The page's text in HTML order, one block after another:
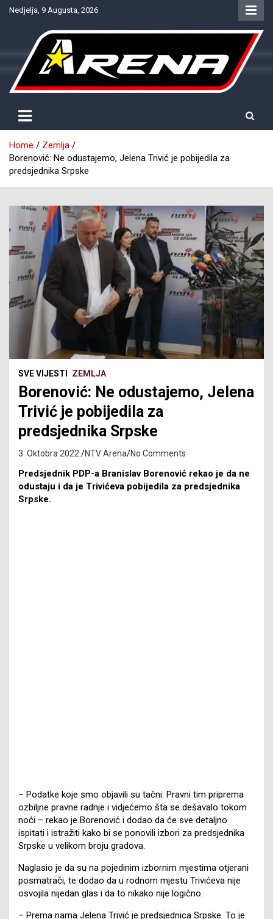
SkipNedjelja, 9 Augusta, 2026
NTV Arena
Home
Zemlja
Borenović: Ne odustajemo, Jelena Trivić je pobijedila za
predsjednika Srpske
SVE VIJESTI ZEMLJA
Borenović: Ne odustajemo, Jelena
Trivić je pobijedila za
predsjednika Srpske
3. Oktobra 2022. NTV Arena No Comments
Predsjednik PDP-a Branislav Borenović rekao je da ne
odustaju i da je Trivićeva pobijedila za predsjednika
Srpske.
– Podatke koje smo objavili su tačni. Pravni tim priprema
ozbiljne pravne radnje i vidjećemo šta se dešavalo tokom
noći – rekao je Borenović i dodao da će sve detaljno
ispitati i istražiti kako bi se ponovili izbori za predsjednika
Srpske u velikom broju gradova.
Naglasio je da su na pojedinim izbornim mjestima otjerani
posmatrači, te dodao da u rodnom mjestu Trivićeva nije
osvojila nijedan glas i da to nikako nije logično.
– Prema nama Jelena Trivić je predsjednica Srpske. To je